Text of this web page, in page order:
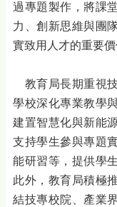
過專題製作，將課
力、創新思維與團
實致用人才的重要價
教育局長期重視
學校深化專業教學
建置智慧化與新能
支持學生參與專題
能研習等，提供學
此外，教育局積極
結技專校院、產業